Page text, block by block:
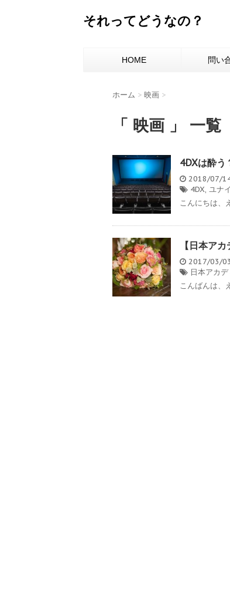
それってどうなの？
HOME 問い
ホーム > 映画 >
「 映画 」 一覧
4DXは酔う
2018/07/
4DX, ユナ
こんにちは、
【日本ア
2017/03/
日本アカ
こんばんは、